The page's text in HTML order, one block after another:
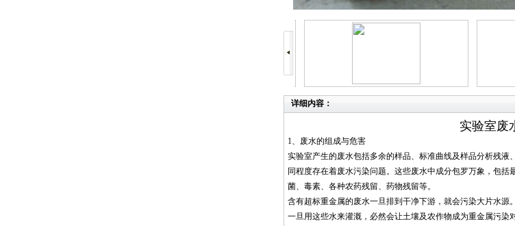
详细内容：
实验室废
1、废水的组成与危害
实验室产生的废水包括多余的样品、标准曲线及样品分析残
同程度存在着废水污染问题。这些废水中成分包罗万象，包
菌、毒素、各种农药残留、药物残留等。
含有超标重金属的废水一旦排到干净下游，就会污染大片水源
一旦用这些水来灌溉，必然会让土壤及农作物成为重金属污